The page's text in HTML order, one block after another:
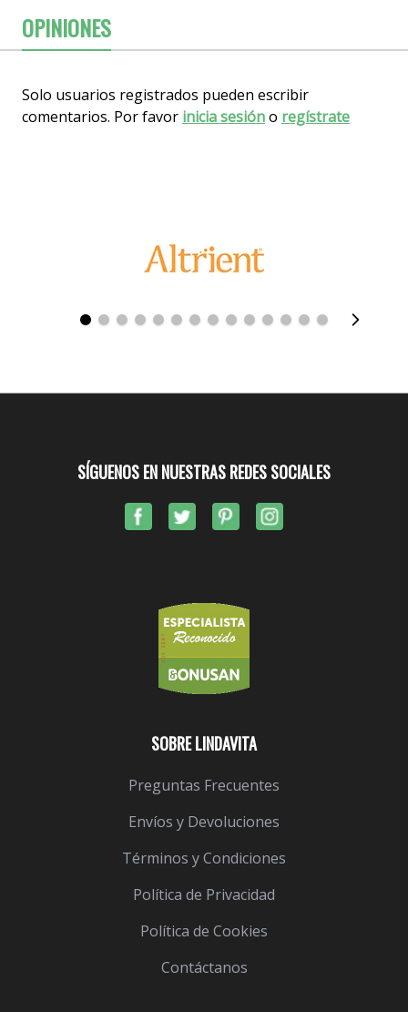
OPINIONES
Solo usuarios registrados pueden escribir
comentarios. Por favor inicia sesióno regístrate
SOBRE LINDAVITA
Preguntas Frecuentes
Envíos y Devoluciones
Términos y Condiciones
Política de Privacidad
Política de Cookies
Contáctanos
SÍGUENOS EN NUESTRAS REDES SOCIALES